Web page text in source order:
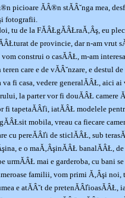
picioare ĂÂ®n stĂÂ˘nga mea,
fotografii.
tu de la FĂÂŁgĂÂŁraĂ‚Âş, eu
de provincie, dar n-am vrut
vom construi o casĂÂŁ, m-am
care e de vĂÂ˘nzare, e destul
va fi casa, vedere generalĂÂŁ, aici
la parter vor fi douĂÂŁ camere
fi tapetaĂÂľi, iatĂÂŁ modelele
mobila, vreau ca fiecare
cu pereĂÂľi de sticlĂÂŁ, sub
e o maĂ‚ÂşinĂÂŁ banalĂÂŁ,
urmĂÂŁ mai e garderoba, cu bani
familii, vom primi Ă‚Âşi noi,
e atĂÂ˘t de